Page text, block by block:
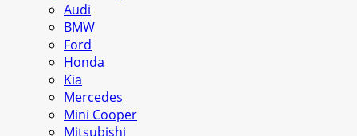
Audi
BMW
Ford
Honda
Kia
Mercedes
Mini Cooper
Mitsubishi